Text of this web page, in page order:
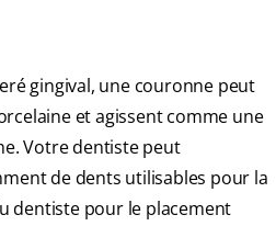
gingival, une couronne peut
et agissent comme une
Votre dentiste peut
de dents utilisables pour la
dentiste pour le placement